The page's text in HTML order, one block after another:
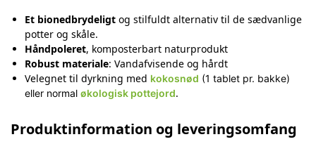
Et bionedbrydeligt og stilfuldt alternativ til de sædvanlige
potter og skåle.
Håndpoleret, komposterbart naturprodukt
Robust materiale: Vandafvisende og hårdt
Velegnet til dyrkning med kokosnød (1 tablet pr. bakke)
eller normal økologisk pottejord.
Produktinformation og leveringsomfang